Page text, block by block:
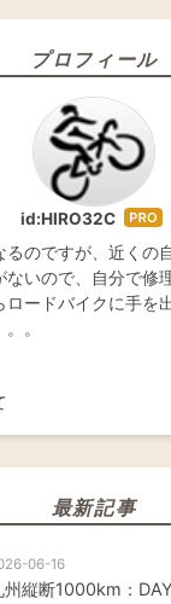
プロフィール
id:HIRO32C
はて
なブ
ログ
Pro
るのですが、近くの
ないので、自分で修
ードバイクに手を
。
最新記事
06-16
州縦断1000km：